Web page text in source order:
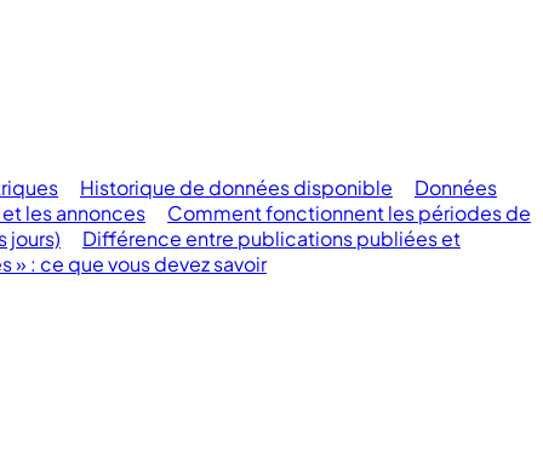
Historique de données disponible
Données
les annonces
Comment fonctionnent les périodes de
jours)
Différence entre publications publiées et
» : ce que vous devez savoir